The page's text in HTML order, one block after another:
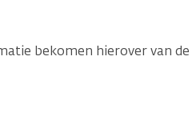
bekomen hierover van